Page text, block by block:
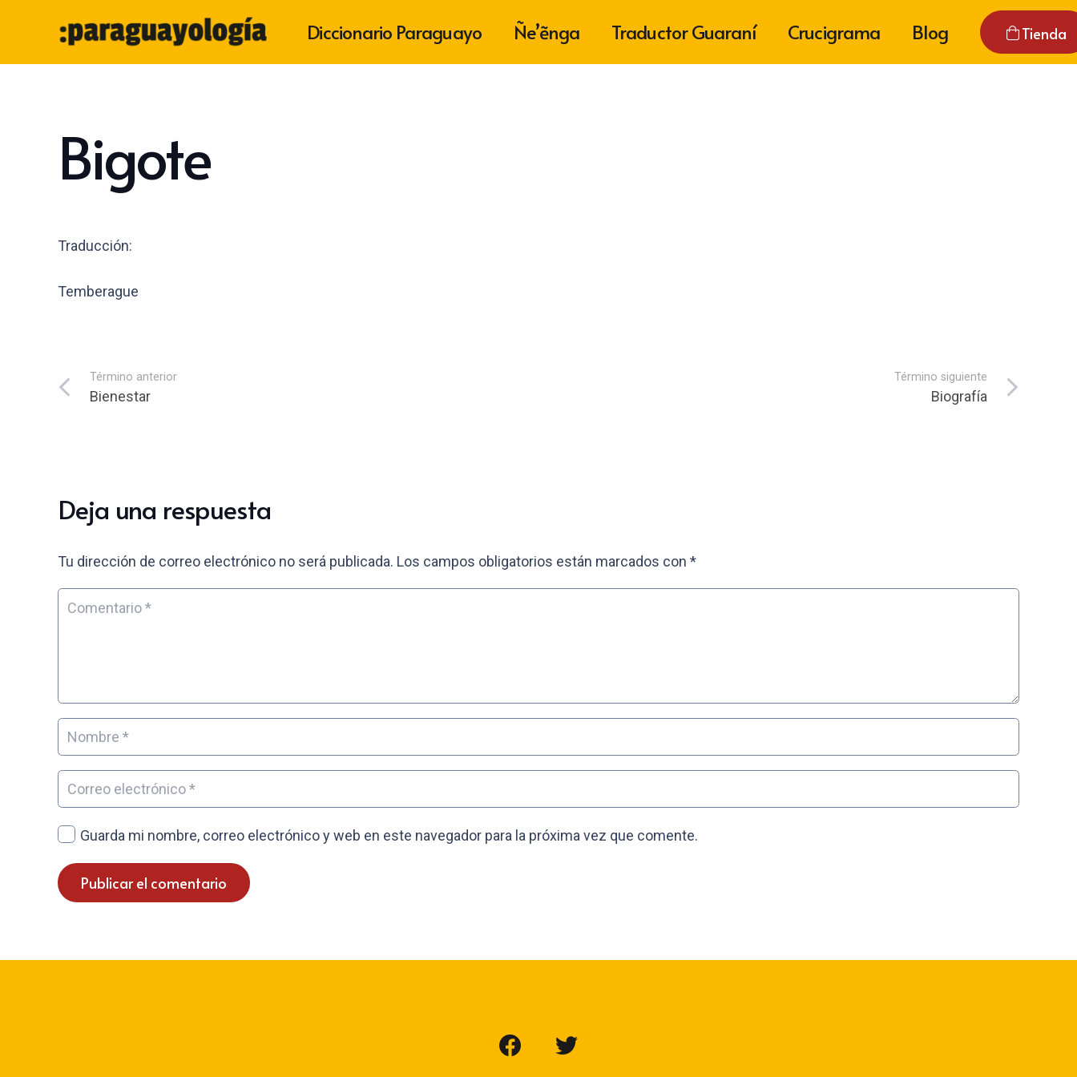
Diccionario Paraguayo Ñe’ẽnga Traductor Guaraní Crucigrama Blog Tienda
Bigote
Traducción:
Temberague
Término anterior
Bienestar
Término siguiente
Biografía
Deja una respuesta
Tu dirección de correo electrónico no será publicada. Los campos obligatorios están marcados con *
Guarda mi nombre, correo electrónico y web en este navegador para la próxima vez que comente.
Publicar el comentario